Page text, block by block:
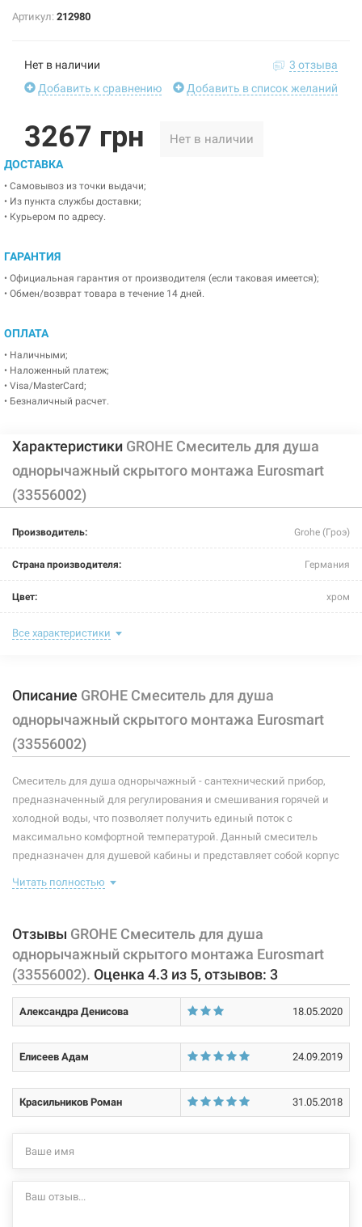
Артикул: 212980
Нет в наличии
3 отзыва
Добавить к сравнению
Добавить в список желаний
3267 грн Нет в наличии
ДОСТАВКА
• Самовывоз из точки выдачи;
• Из пункта службы доставки;
• Курьером по адресу.
ГАРАНТИЯ
• Официальная гарантия от производителя (если таковая имеется);
• Обмен/возврат товара в течение 14 дней.
ОПЛАТА
• Наличными;
• Наложенный платеж;
• Visa/MasterCard;
• Безналичный расчет.
Характеристики GROHE Смеситель для душа
однорычажный скрытого монтажа Eurosmart
(33556002)
Производитель: Grohe (Гроэ)
Страна производителя: Германия
Цвет: хром
Способ монтажа:
Тип крепления:
Размер картриджа:
Назначение смесителя: для душа
Материал корпуса смесителя (крана):
Тип конструкции: на 1 отверстие
Все характеристики
Описание GROHE Смеситель для душа
однорычажный скрытого монтажа Eurosmart
(33556002)
Смеситель для душа однорычажный - сантехнический прибор,
предназначенный для регулирования и смешивания горячей и
холодной воды, что позволяет получить единый поток с
максимально комфортной температурой. Данный смеситель
предназначен для душевой кабины и представляет собой корпус
рычага, позволяющего "запоминать" температуру воды,
смесителя, наружная панель с рычагом управления, крепление.
Характеристики и конфигурация изделия, а также комплектация
товара могут изменяться производителем без уведомления. За
внесенные производителем изменения, магазин ответственности
не несет.
Читать полностью
Отзывы GROHE Смеситель для душа
однорычажный скрытого монтажа Eurosmart
(33556002). Оценка 4.3 из 5, отзывов: 3
Александра Денисова 18.05.2020
Елисеев Адам 24.09.2019
Красильников Роман 31.05.2018